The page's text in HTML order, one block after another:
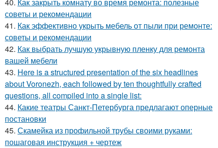
40. Как закрыть комнату во время ремонта: полезные
советы и рекомендации
41. Как эффективно укрыть мебель от пыли при ремонте:
советы и рекомендации
42. Как выбрать лучшую укрывную пленку для ремонта
вашей мебели
43. Here is a structured presentation of the six headlines
about Voronezh, each followed by ten thoughtfully crafted
questions, all compiled into a single list:
44. Какие театры Санкт-Петербурга предлагают оперные
постановки
45. Скамейка из профильной трубы своими руками:
пошаговая инструкция + чертеж